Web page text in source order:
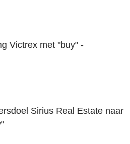
Victrex met "buy" -
Sirius Real Estate naar